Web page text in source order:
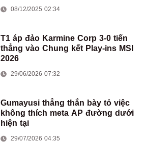
08/12/2025 02:34
T1 áp đảo Karmine Corp 3-0 tiến
thẳng vào Chung kết Play-ins MSI
2026
29/06/2026 07:32
Gumayusi thẳng thắn bày tỏ việc
không thích meta AP đường dưới
hiện tại
29/07/2026 04:35